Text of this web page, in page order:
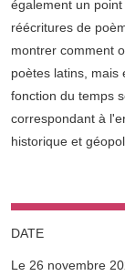
également un
réécritures de
montrer comment
poètes latins, mais
fonction du temps
correspondant à
historique et
DATE
Le 26 novembre